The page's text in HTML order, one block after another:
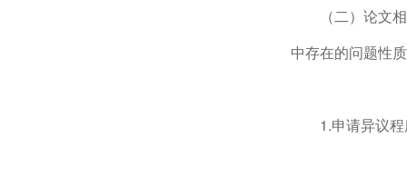
（二）论文
中存在的问题性
1.申请异议